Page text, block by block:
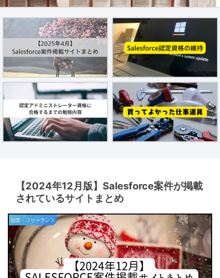
【2024年12月版】Salesforce案件が掲載
されているサイトまとめ
副業・フリーランス